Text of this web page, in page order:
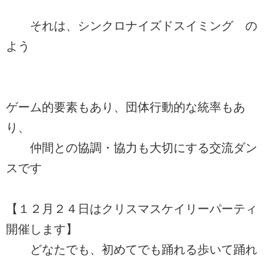
それは、シンクロナイズドスイミング の
よう
ゲーム的要素もあり、団体行動的な統率もあ
り、
仲間との協調・協力も大切にする交流ダン
スです
【１２月２４日はクリスマスケイリーパーティ
開催します】
どなたでも、初めてでも踊れる歩いて踊れ